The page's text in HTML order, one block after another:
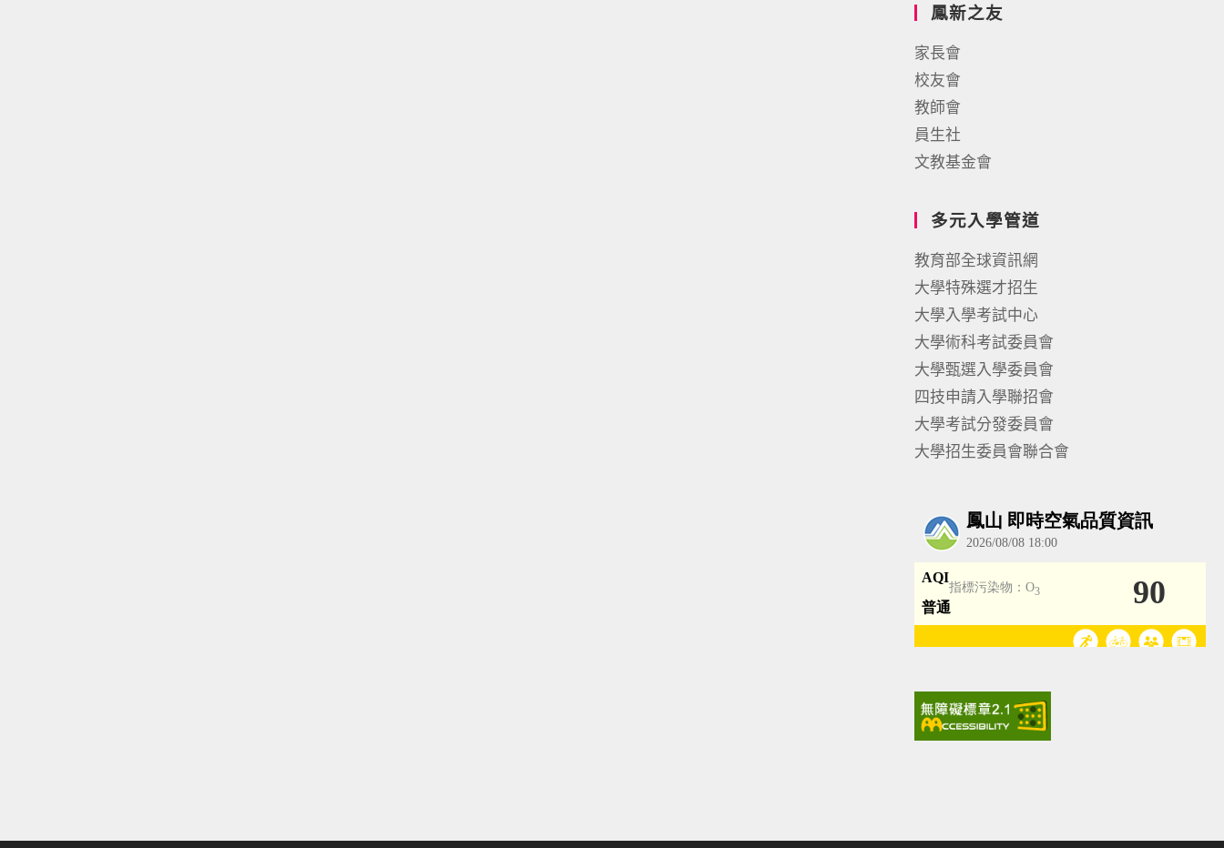
鳳新之友
家長會
校友會
教師會
員生社
文教基金會
多元入學管道
教育部全球資訊網
大學特殊選才招生
大學入學考試中心
大學術科考試委員會
大學甄選入學委員會
四技申請入學聯招會
大學考試分發委員會
大學招生委員會聯合會